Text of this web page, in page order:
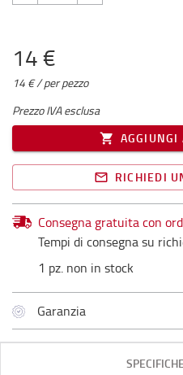
14 €
14 € / per pezzo
Prezzo IVA esclusa
AGGIUNGI
RICHIEDI
Consegna gratuita con
Tempi di consegna su
1 pz. non in stock
Garanzia